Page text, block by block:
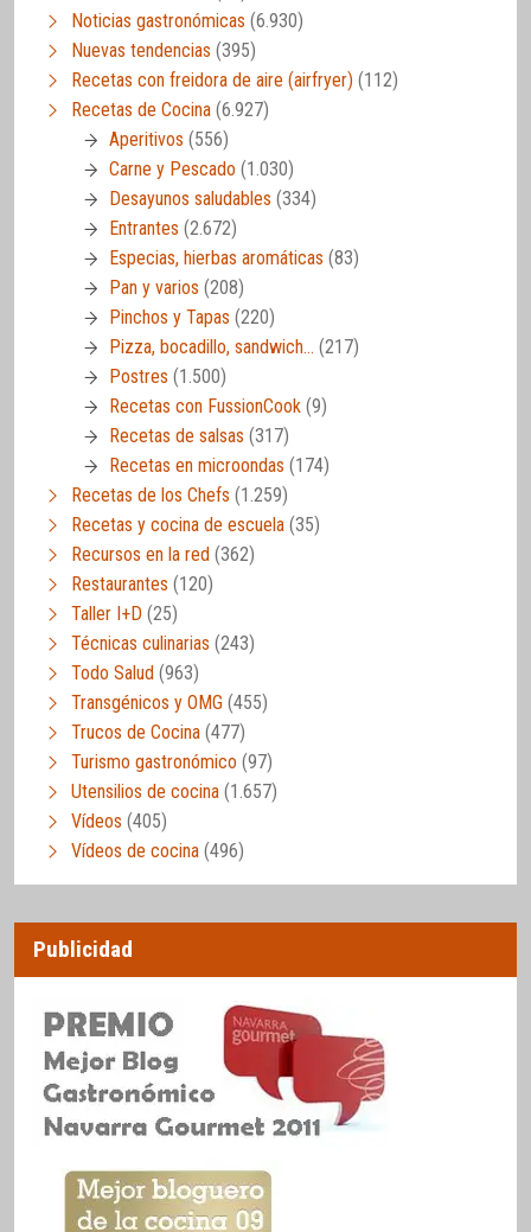
Noticias gastronómicas (6.930)
Nuevas tendencias (395)
Recetas con freidora de aire (airfryer) (112)
Recetas de Cocina (6.927)
Aperitivos (556)
Carne y Pescado (1.030)
Desayunos saludables (334)
Entrantes (2.672)
Especias, hierbas aromáticas (83)
Pan y varios (208)
Pinchos y Tapas (220)
Pizza, bocadillo, sandwich… (217)
Postres (1.500)
Recetas con FussionCook (9)
Recetas de salsas (317)
Recetas en microondas (174)
Recetas de los Chefs (1.259)
Recetas y cocina de escuela (35)
Recursos en la red (362)
Restaurantes (120)
Taller I+D (25)
Técnicas culinarias (243)
Todo Salud (963)
Transgénicos y OMG (455)
Trucos de Cocina (477)
Turismo gastronómico (97)
Utensilios de cocina (1.657)
Vídeos (405)
Vídeos de cocina (496)
Publicidad